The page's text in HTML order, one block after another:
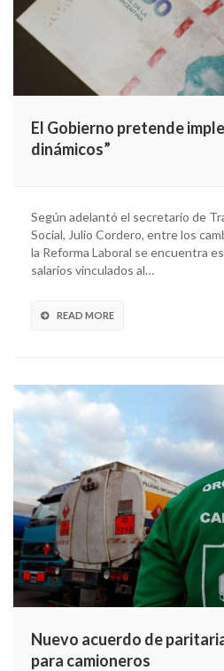
El Gobierno pretende
dinámicos”
Según adelantó el secretario de
Social, Julio Cordero, entre los
la Reforma Laboral se encuentra
salarios vinculados al…
READ MORE
Nuevo acuerdo de
para camioneros